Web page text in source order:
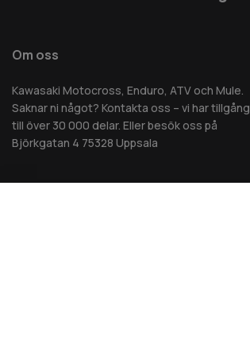
Om oss
Kawasaki Motocross, Enduro, ATV och Mule.
Saknar ni något? Kontakta oss – vi har tillgång
till över 30 000 delar. Eller besök oss på
Björkgatan 4 75328 Uppsala